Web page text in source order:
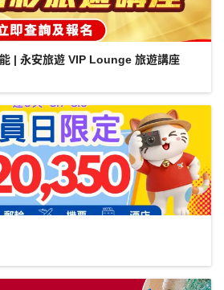
| 永安旅遊 VIP Lounge 旅遊講座